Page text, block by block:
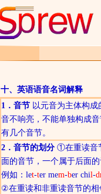
十、 英语语音名词解释
1．音节 以元音为主体构
音不响亮，不能单独构成
有几个音节。
2．音节的划分 ①在重读音
面的音节，一个属于后面的
例如： let-ter mem-ber chil-
②在重读和非重读音节的相